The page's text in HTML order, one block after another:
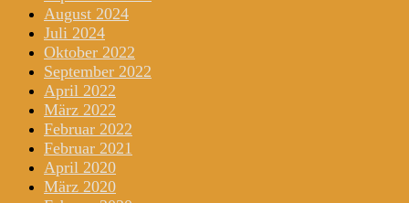
August 2024
Juli 2024
Oktober 2022
September 2022
April 2022
März 2022
Februar 2022
Februar 2021
April 2020
März 2020